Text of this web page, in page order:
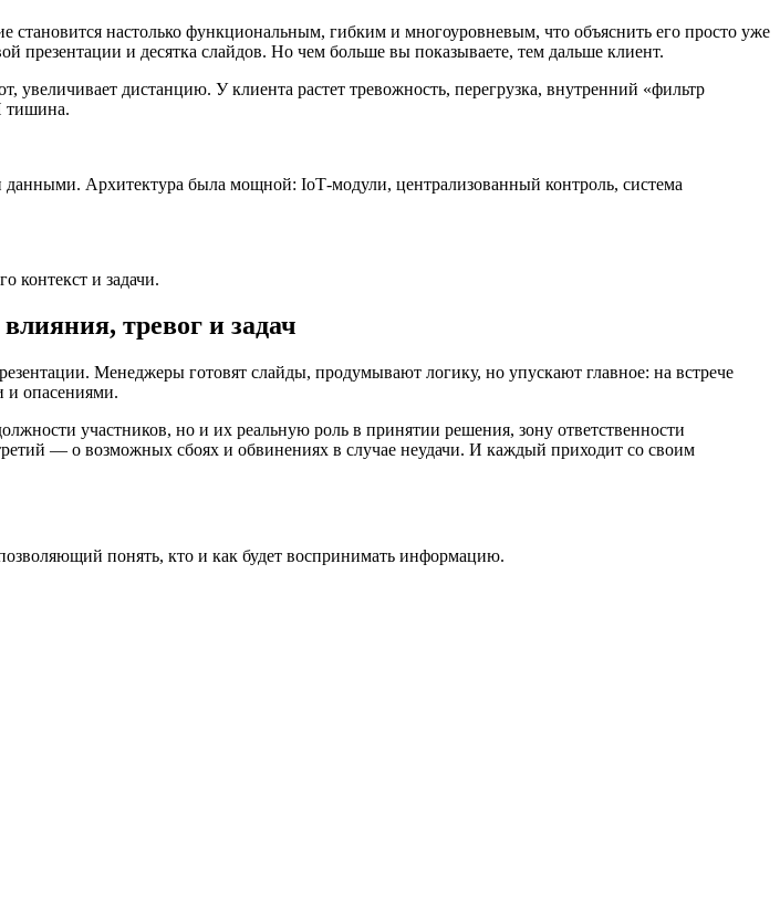
настолько функциональным, гибким и многоуровневым, что объяснить его просто уже
презентации и десятка слайдов. Но чем больше вы показываете, тем дальше клиент.
дистанцию. У клиента растет тревожность, перегрузка, внутренний «фильтр
тишина.
Архитектура была мощной: IoT‑модули, централизованный контроль, система
контекст и задачи.
тревог и задач
Менеджеры готовят слайды, продумывают логику, но упускают главное: на встрече
и опасениями.
участников, но и их реальную роль в принятии решения, зону ответственности
— о возможных сбоях и обвинениях в случае неудачи. И каждый приходит со своим
понять, кто и как будет воспринимать информацию.